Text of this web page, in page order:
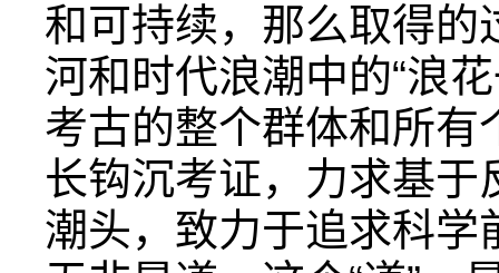
和可持续，那么取得的
河和时代浪潮中的“浪
考古的整个群体和所有
长钩沉考证，力求基
潮头，致力于追求科学